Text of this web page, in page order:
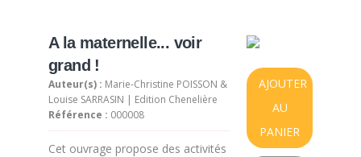
A la maternelle... voir
grand !
Auteur(s) : Marie-Christine POISSON &
Louise SARRASIN | Edition Chenelière
Référence : 000008
Cet ouvrage propose des activités
AJOUTER
AU
PANIER